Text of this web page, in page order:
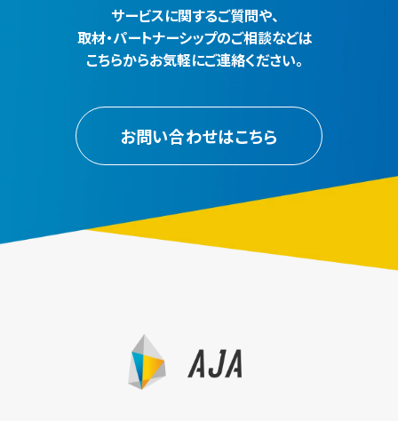
サービスに関するご質問や、
取材・パートナーシップのご相談などは
こちらからお気軽にご連絡ください。
お問い合わせはこちら